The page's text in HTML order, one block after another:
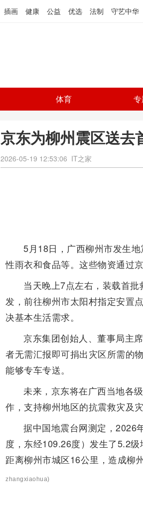
插画 健康 公益 优选 法制 守艺中华
体育
京东为柳州震区送去
2026-05-19 12:53:06 IT之家
5月18日，广西柳州市发生
性雨衣和食品等。这些物资通过
当天晚上7点左右，装载首
发，前往柳州市太阳村指定安置
决基本生活需求。
京东集团创始人、董事局主
者无需汇报即可捐出灾区所需的
能够专车专送。
未来，京东将在广西当地各
作，支持柳州地区的抗震救灾及灾
据中国地震台网测定，2026
度，东经109.26度）发生了5.2
距离柳州市城区16公里，造成柳
zhangxiaohua)